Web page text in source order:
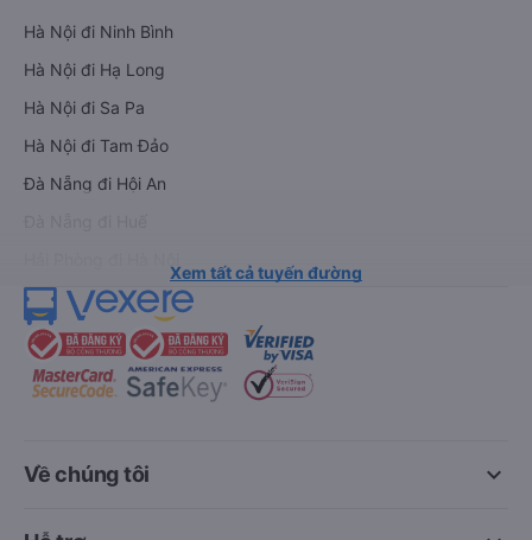
Hà Nội đi Ninh Bình
Hà Nội đi Hạ Long
Hà Nội đi Sa Pa
Hà Nội đi Tam Đảo
Đà Nẵng đi Hội An
Xem tất cả tuyến đường
keyboard_arrow_down
Về chúng tôi